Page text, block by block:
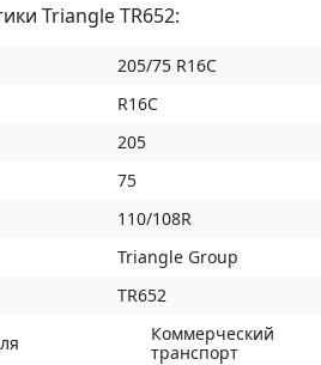
Triangle TR652:
205/75 R16C
R16C
205
75
110/108R
Triangle Group
TR652
Коммерческий
транспорт